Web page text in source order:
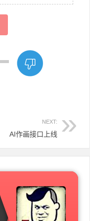
NEXT:
AI作画接口上线